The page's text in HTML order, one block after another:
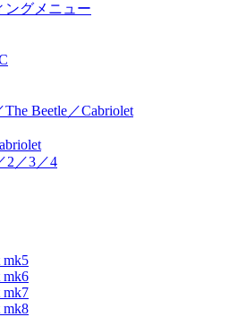
ングメニュー
The Beetle／Cabriolet
2／3／4
mk5
mk6
mk7
mk8